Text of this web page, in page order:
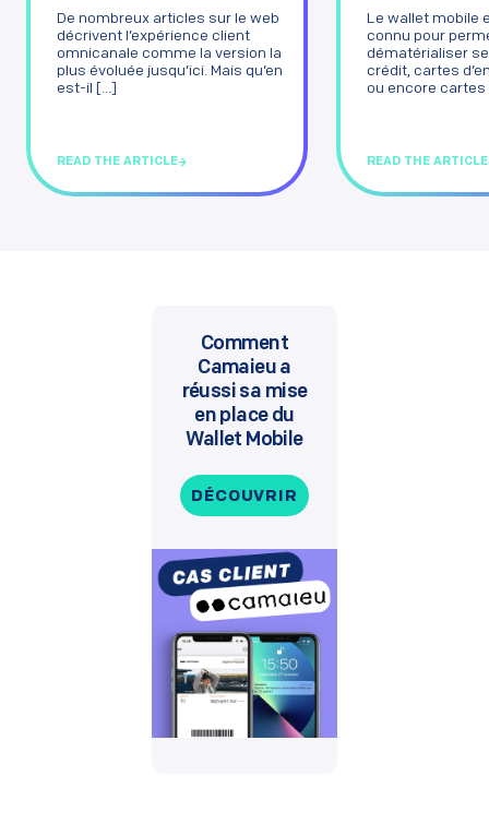
De nombreux articles sur le web
décrivent l’expérience client
omnicanale comme la version la
plus évoluée jusqu’ici. Mais qu’en
est-il [...]
READ THE ARTICLE
Le wallet mobile
connu pour
dématérialiser
crédit, cartes
ou encore cartes
READ THE ARTICLE
Comment
Camaieu a
réussi sa mise
en place du
Wallet Mobile
DÉCOUVRIR